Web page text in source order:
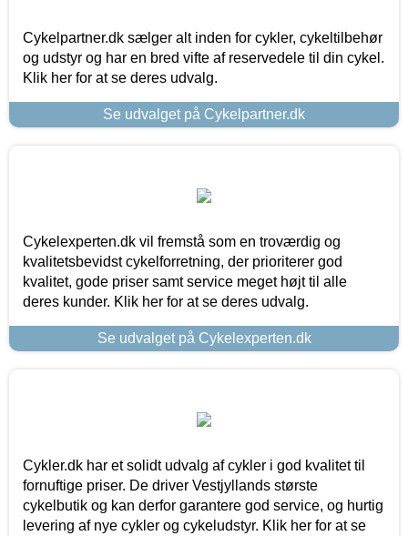
Cykelpartner.dk sælger alt inden for cykler, cykeltilbehør
og udstyr og har en bred vifte af reservedele til din cykel.
Klik her for at se deres udvalg.
Se udvalget på Cykelpartner.dk
Cykelexperten.dk vil fremstå som en troværdig og
kvalitetsbevidst cykelforretning, der prioriterer god
kvalitet, gode priser samt service meget højt til alle
deres kunder. Klik her for at se deres udvalg.
Se udvalget på Cykelexperten.dk
Cykler.dk har et solidt udvalg af cykler i god kvalitet til
fornuftige priser. De driver Vestjyllands største
cykelbutik og kan derfor garantere god service, og hurtig
levering af nye cykler og cykeludstyr. Klik her for at se